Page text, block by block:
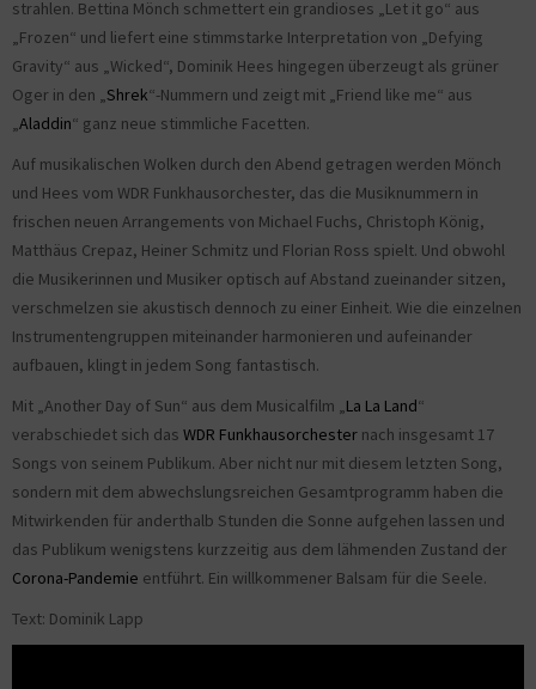
strahlen. Bettina Mönch schmettert ein grandioses „Let it go“ aus
„Frozen“ und liefert eine stimmstarke Interpretation von „Defying
Gravity“ aus „Wicked“, Dominik Hees hingegen überzeugt als grüner
Oger in den „Shrek“-Nummern und zeigt mit „Friend like me“ aus
„Aladdin“ ganz neue stimmliche Facetten.
Auf musikalischen Wolken durch den Abend getragen werden Mönch
und Hees vom WDR Funkhausorchester, das die Musiknummern in
frischen neuen Arrangements von Michael Fuchs, Christoph König,
Matthäus Crepaz, Heiner Schmitz und Florian Ross spielt. Und obwohl
die Musikerinnen und Musiker optisch auf Abstand zueinander sitzen,
verschmelzen sie akustisch dennoch zu einer Einheit. Wie die einzelnen
Instrumentengruppen miteinander harmonieren und aufeinander
aufbauen, klingt in jedem Song fantastisch.
Mit „Another Day of Sun“ aus dem Musicalfilm „La La Land“
verabschiedet sich das WDR Funkhausorchester nach insgesamt 17
Songs von seinem Publikum. Aber nicht nur mit diesem letzten Song,
sondern mit dem abwechslungsreichen Gesamtprogramm haben die
Mitwirkenden für anderthalb Stunden die Sonne aufgehen lassen und
das Publikum wenigstens kurzzeitig aus dem lähmenden Zustand der
Corona-Pandemie entführt. Ein willkommener Balsam für die Seele.
Text: Dominik Lapp